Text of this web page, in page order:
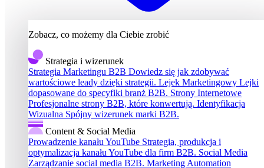
Zobacz, co możemy dla Ciebie zrobić
Strategia i wizerunek
Strategia Marketingu B2B Dowiedz się jak zdobywać
wartościowe leady dzięki strategii. Lejek Marketingowy Lejki
dopasowane do specyfiki branż B2B. Strony Internetowe
Profesjonalne strony B2B, które konwertują. Identyfikacja
Wizualna Spójny wizerunek marki B2B.
Content & Social Media
Prowadzenie kanału YouTube Strategia, produkcja i
optymalizacja kanału YouTube dla firm B2B. Social Media
Zarządzanie social media B2B. Marketing Automation